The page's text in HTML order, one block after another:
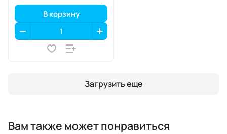
В корзину
Загрузить еще
Вам также может понравиться